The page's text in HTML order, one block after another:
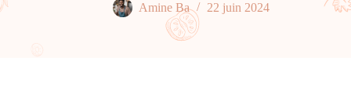
Amine Ba 22 juin 2024